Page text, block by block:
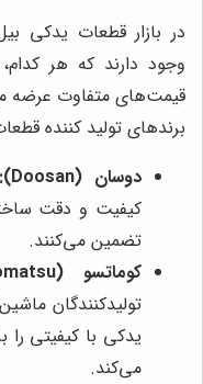
در بازار قطعات یدکی
وجود دارند که هر
قیمت‌های متفاوت عرضه
برندهای تولید کننده
دوسان (Doosan):
کیفیت و دقت
تضمین می‌کنند.
کوماتسو (Komatsu):
تولیدکنندگان
یدکی با کیفیتی را
می‌کند.